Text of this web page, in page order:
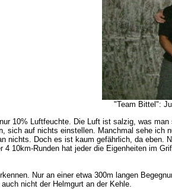
"Team Bittel":
10% Luftfeuchte. Die Luft ist salzig, was
auf nichts einstellen. Manchmal sehe
nichts. Doch es ist kaum gefährlich, da
10km-Runden hat jeder die Eigenheiten im
Nur an einer etwa 300m langen
nicht der Helmgurt an der Kehle.